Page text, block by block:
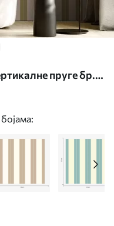
пруге бр.